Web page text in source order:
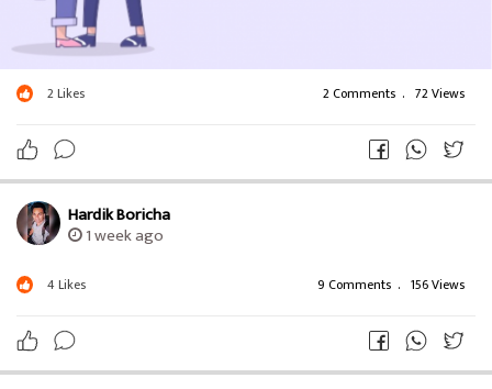
2Likes 2 Comments . 72 Views
Hardik Boricha
1 week ago
4Likes 9 Comments . 156 Views